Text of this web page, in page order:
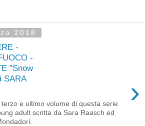
2018
-
-
"Snow
SARA
›
e ultimo volume di questa serie
adult scritta da Sara Raasch ed